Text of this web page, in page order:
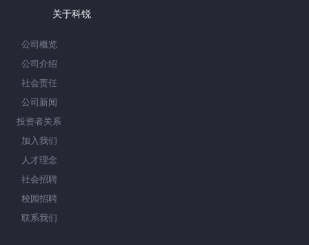
关于科锐
公司概览
公司介绍
社会责任
公司新闻
投资者关系
加入我们
人才理念
社会招聘
校园招聘
联系我们